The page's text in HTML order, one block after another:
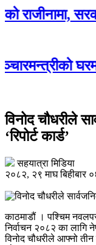
सरकारको
घरमा आगो,
विनोद चौधरीले
‘रिपोर्ट कार्ड’
सहयात्रा मिडिया
२०८२, २९ माघ बिहीबार
काठमाडौं । पश्चिम
निर्वाचन २०८२ का लागि
विनोद चौधरीले आफ्नो तीन